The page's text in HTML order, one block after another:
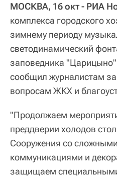
МОСКВА, 16 окт - РИА
комплекса городского
зимнему периоду
светодинамический
заповедника
сообщил журналистам
вопросам ЖКХ и
"Продолжаем
преддверии холодов
Сооружения со
коммуникациями и
защищаем